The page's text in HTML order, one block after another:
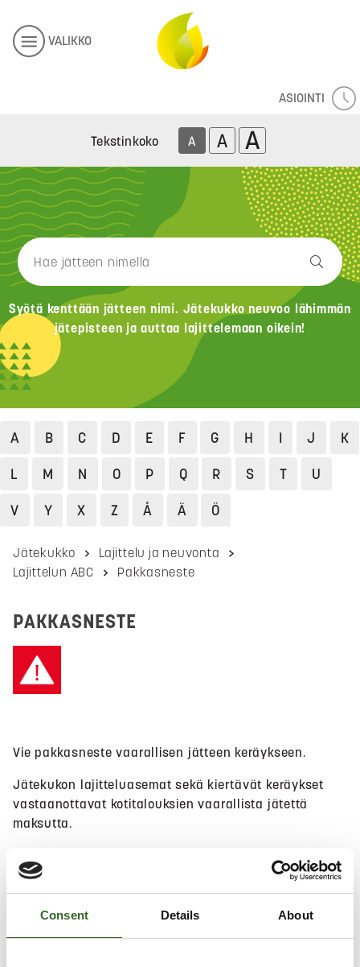
Consent Details About
VALIKKO
ASIOINTI
Tekstinkoko A A A
Syötä kenttään jätteen nimi. Jätekukko neuvoo lähimmän
jätepisteen ja auttaa lajittelemaan oikein!
A B C D E F G H I J
K
L
M N O P Q R S T
U
V
Y X Z Å Ä Ö
Jätekukko
Lajittelu ja neuvonta
Lajittelun ABC
Pakkasneste
PAKKASNESTE
Vie pakkasneste vaarallisen jätteen keräykseen.
Jätekukon lajitteluasemat sekä kiertävät keräykset
vastaanottavat kotitalouksien vaarallista jätettä
maksutta.